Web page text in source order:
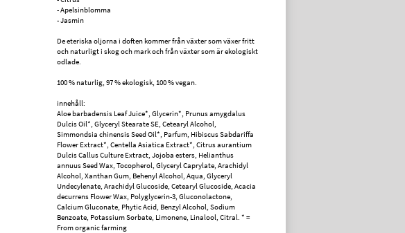
- Apelsinblomma
- Jasmin
De eteriska oljorna i doften kommer från växter som växer fritt
och naturligt i skog och mark och från växter som är ekologiskt
odlade.
100 % naturlig, 97 % ekologisk, 100 % vegan.
innehåll:
Aloe barbadensis Leaf Juice*, Glycerin*, Prunus amygdalus
Dulcis Oil*, Glyceryl Stearate SE, Cetearyl Alcohol,
Simmondsia chinensis Seed Oil*, Parfum, Hibiscus Sabdariffa
Flower Extract*, Centella Asiatica Extract*, Citrus aurantium
Dulcis Callus Culture Extract, Jojoba esters, Helianthus
annuus Seed Wax, Tocopherol, Glyceryl Caprylate, Arachidyl
Alcohol, Xanthan Gum, Behenyl Alcohol, Aqua, Glyceryl
Undecylenate, Arachidyl Glucoside, Cetearyl Glucoside, Acacia
decurrens Flower Wax, Polyglycerin-3, Gluconolactone,
Calcium Gluconate, Phytic Acid, Benzyl Alcohol, Sodium
Benzoate, Potassium Sorbate, Limonene, Linalool, Citral. * =
From organic farming